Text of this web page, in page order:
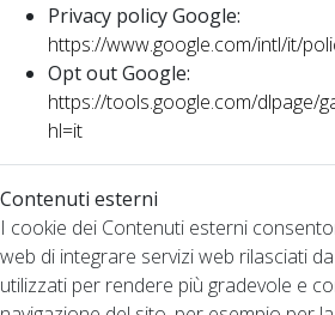
Privacy policy Google:
https://www.google.com/intl/it/
Opt out Google:
https://tools.google.com/dlpage/
hl=it
Contenuti esterni
I cookie dei Contenuti esterni
web di integrare servizi web rilasciati
utilizzati per rendere più gradevole e